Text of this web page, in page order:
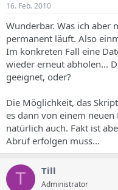
16. Feb. 2010
Wunderbar. Was ich aber
permanent läuft. Also
Im konkreten Fall eine
wieder erneut abholen...
geeignet, oder?
Die Möglichkeit, das
es dann von einem
natürlich auch. Fakt ist
Abruf erfolgen muss...
T Till
Administrator